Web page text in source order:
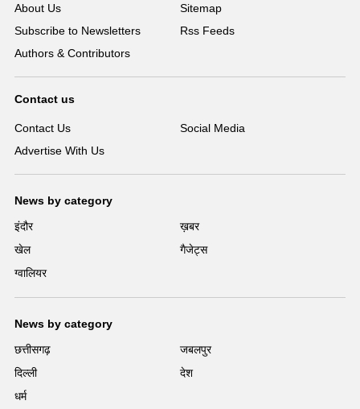
About Us
Sitemap
Subscribe to Newsletters
Rss Feeds
Authors & Contributors
Contact us
Contact Us
Social Media
Advertise With Us
News by category
इंदौर
ख़बर
खेल
गैजेट्स
ग्वालियर
News by category
छत्तीसगढ़
जबलपुर
दिल्ली
देश
धर्म